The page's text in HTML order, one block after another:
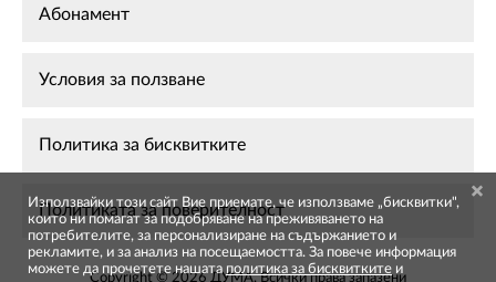
Абонамент
Условия за ползване
Политика за бисквитките
Политиката за поверителност
Copyright © 2026 ДУМА. Всички права запазени
Използвайки този сайт Вие приемате, че използваме „бисквитки",
които ни помагат за подобряване на преживяването на
потребителите, за персонализиране на съдържанието и
рекламите, и за анализ на посещаемостта. За повече информация
можете да прочетете нашата политика за бисквитките и